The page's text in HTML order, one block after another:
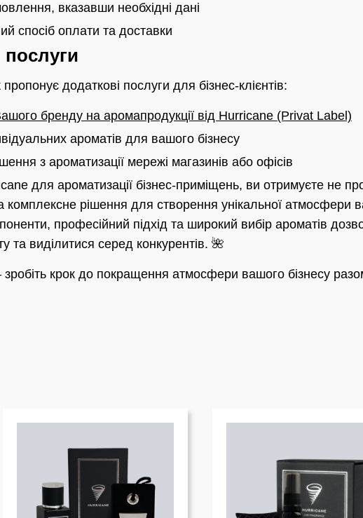
вказавши необхідні дані
спосіб оплати та доставки
послуги
додаткові послуги для бізнес-клієнтів:
бренду на аромапродукції від Hurricane (Privat Label)
ароматів для вашого бізнесу
з ароматизації мережі магазинів або офісів
для ароматизації бізнес-приміщень, ви отримуєте не
комплексне рішення для створення унікальної атмосфери
професійний підхід та широкий вибір ароматів
та виділитися серед конкурентів. 🌺
зробіть крок до покращення атмосфери вашого бізнесу